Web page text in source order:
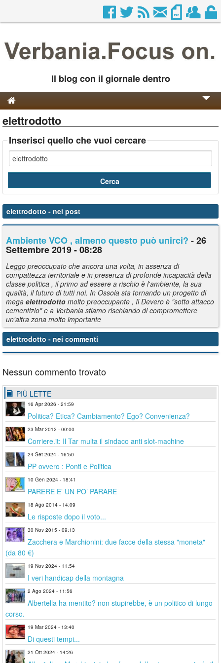
Il blog con il giornale dentro
Genesi e Storia
Contatti
elettrodotto
Inserisci quello che vuoi cercare
elettrodotto - nei post
Ambiente VCO , almeno questo può unirci? - 26
Settembre 2019 - 08:28
Leggo preoccupato che ancora una volta, in assenza di
compattezza territoriale e in presenza di profonde incapacità della
classe politica , il primo ad essere a rischio è l'ambiente, la sua
qualità, il futuro di tutti noi. In Ossola sta tornando un progetto di
mega elettrodotto molto preoccupante , Il Devero è "sotto attacco
cementizio" e a Verbania stiamo rischiando di compromettere
un'altra zona molto importante
elettrodotto - nei commenti
Nessun commento trovato
PIÙ LETTE
16 Apr 2026 - 21:59
Politica? Etica? Cambiamento? Ego? Convenienza?
23 Mar 2012 - 00:00
Corriere.it: Il Tar multa il sindaco anti slot-machine
24 Set 2024 - 16:50
PP ovvero : Ponti e Politica
10 Gen 2024 - 18:41
PARERE E’ UN PO’ PARARE
18 Ago 2014 - 14:09
Le risposte dopo il voto...
30 Nov 2015 - 09:13
Zacchera e Marchionini: due facce della stessa "moneta"
(da 80 €)
19 Nov 2024 - 11:54
I veri handicap della montagna
2 Ago 2024 - 11:56
Albertella ha mentito? non stupirebbe, è un politico di lungo
corso.
19 Mar 2024 - 13:40
Di questi tempi...
21 Ott 2024 - 14:26